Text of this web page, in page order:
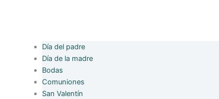
Día del padre
Día de la madre
Bodas
Comuniones
San Valentín